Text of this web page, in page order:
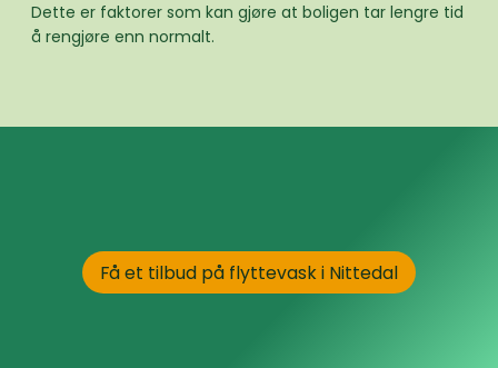
Dette er faktorer som kan gjøre at boligen tar lengre tid
å rengjøre enn normalt.
Få et tilbud på flyttevask i Nittedal